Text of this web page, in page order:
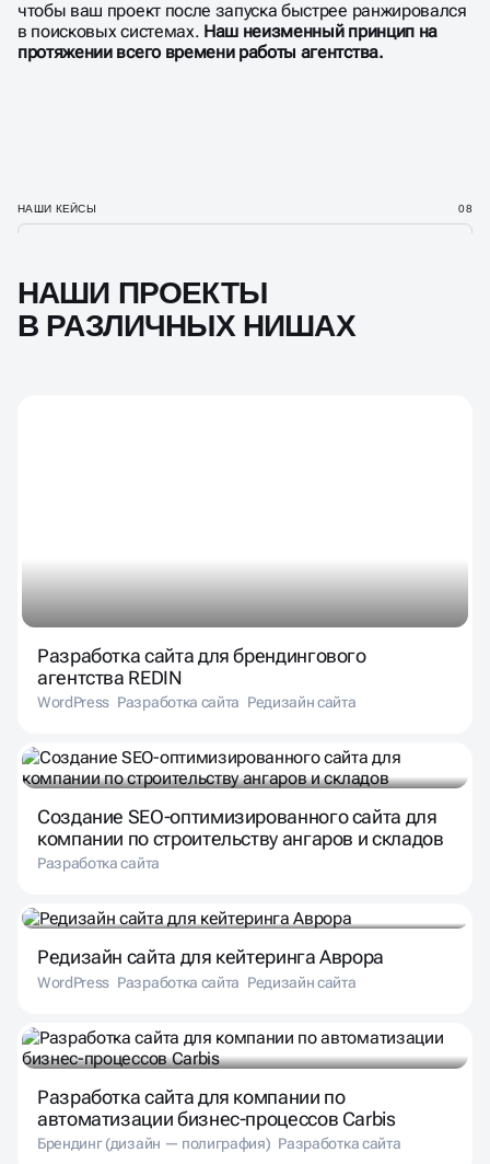
чтобы ваш проект после запуска быстрее ранжировался
в поисковых системах. Наш неизменный принцип на
протяжении всего времени работы агентства.
НАШИ КЕЙСЫ 08
НАШИ ПРОЕКТЫ
В РАЗЛИЧНЫХ НИШАХ
Разработка сайта для брендингового
агентства REDIN
WordPress Разработка сайта Редизайн сайта
Создание SEO-оптимизированного сайта для
компании по строительству ангаров и складов
Разработка сайта
Редизайн сайта для кейтеринга Аврора
WordPress Разработка сайта Редизайн сайта
Разработка сайта для компании по
автоматизации бизнес-процессов Carbis
Брендинг (дизайн — полиграфия) Разработка сайта